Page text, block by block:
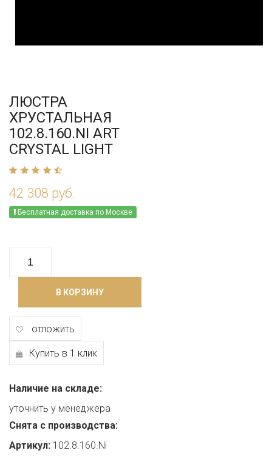
ЛЮСТРА
ХРУСТАЛЬНАЯ
102.8.160.NI ART
CRYSTAL LIGHT
42 308 руб.
Бесплатная доставка по Москве
В КОРЗИНУ
отложить
Купить в 1 клик
Наличие на складе:
уточнить у менеджера
Снята с производства:
Артикул: 102.8.160.Ni